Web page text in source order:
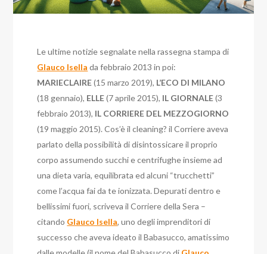
Le ultime notizie segnalate nella rassegna stampa di
Glauco Isella da febbraio 2013 in poi:
MARIECLAIRE(15 marzo 2019), L’ECO DI MILANO
(18 gennaio), ELLE(7 aprile 2015), IL GIORNALE(3
febbraio 2013), IL CORRIERE DEL MEZZOGIORNO
(19 maggio 2015). Cos’è il cleaning? il Corriere aveva
parlato della possibilità di disintossicare il proprio
corpo assumendo succhi e centrifughe insieme ad
una dieta varia, equilibrata ed alcuni “trucchetti”
come l’acqua fai da te ionizzata. Depurati dentro e
bellissimi fuori, scriveva il Corriere della Sera –
citando Glauco Isella, uno degli imprenditori di
successo che aveva ideato il Babasucco, amatissimo